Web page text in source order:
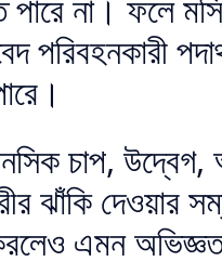
পরিবহনকারী
চাপ,
ঝাঁকি দেওয়ার
এমন